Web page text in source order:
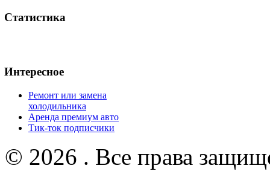
Статистика
Интересное
Ремонт или замена
холодильника
Аренда премиум авто
Тик-ток подписчики
© 2026 . Все права